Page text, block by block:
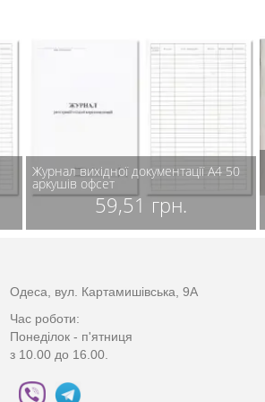
Журнал вихідної документації А4 50
аркушів офсет
59,51 грн.
Одеса, вул. Картамишівська, 9А
Час роботи:
Понеділок - п'ятниця
з 10.00 до 16.00.